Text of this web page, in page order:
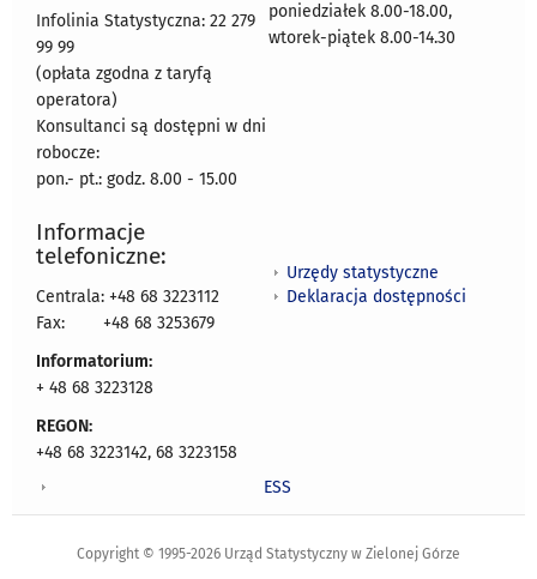
Infolinia Statystyczna: 22 279
99 99
(opłata zgodna z taryfą
operatora)
Konsultanci są dostępni w dni
robocze:
pon.- pt.: godz. 8.00 - 15.00
poniedziałek 8.00-18.00,
wtorek-piątek 8.00-14.30
Informacje
telefoniczne:
Centrala: +48 68 3223112
Fax:
+48 68 3253679
Informatorium:
+ 48 68 3223128
REGON:
+48 68 3223142, 68 3223158
Urzędy statystyczne
Deklaracja dostępności
ESS
Copyright © 1995-2026 Urząd Statystyczny w Zielonej Górze